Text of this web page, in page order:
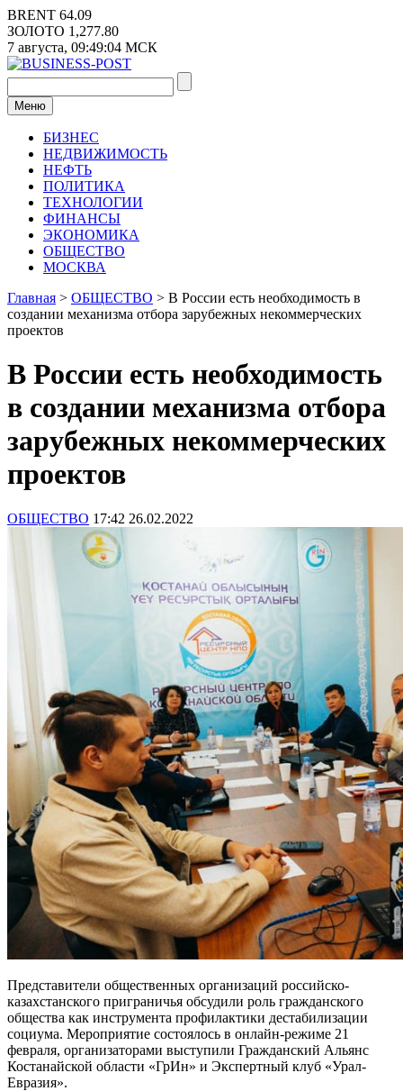
Перейти
к
содержимому
BRENT 64.09
ЗОЛОТО 1,277.80
7 августа, 09:49:04 МСК
Меню
БИЗНЕС
НЕДВИЖИМОСТЬ
НЕФТЬ
ПОЛИТИКА
ТЕХНОЛОГИИ
ФИНАНСЫ
ЭКОНОМИКА
ОБЩЕСТВО
МОСКВА
Главная > ОБЩЕСТВО > В России есть необходимость в
создании механизма отбора зарубежных некоммерческих
проектов
В России есть необходимость
в создании механизма отбора
зарубежных некоммерческих
проектов
ОБЩЕСТВО 17:42 26.02.2022
Представители общественных организаций российско-
казахстанского приграничья обсудили роль гражданского
общества как инструмента профилактики дестабилизации
социума. Мероприятие состоялось в онлайн-режиме 21
февраля, организаторами выступили Гражданский Альянс
Костанайской области «ГрИн» и Экспертный клуб «Урал-
Евразия».